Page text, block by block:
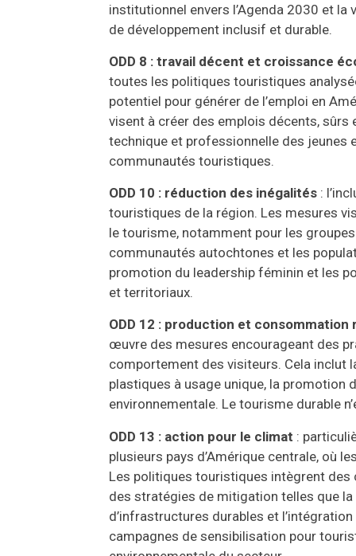
institutionnel envers l’Agenda 2030 et
de développement inclusif et durable.
ODD 8 : travail décent et croissance
toutes les politiques touristiques
potentiel pour générer de l’emploi en
visent à créer des emplois décents,
technique et professionnelle des jeunes
communautés touristiques.
ODD 10 : réduction des inégalités :
touristiques de la région. Les mesures
le tourisme, notamment pour les
communautés autochtones et les
promotion du leadership féminin et les
et territoriaux.
ODD 12 : production et consommation
œuvre des mesures encourageant des
comportement des visiteurs. Cela inclut
plastiques à usage unique, la promotion
environnementale. Le tourisme durable
ODD 13 : action pour le climat :
plusieurs pays d’Amérique centrale, où
Les politiques touristiques intègrent des
des stratégies de mitigation telles que
d’infrastructures durables et
campagnes de sensibilisation pour